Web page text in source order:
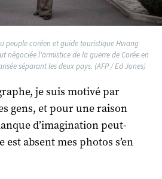
peuple coréen et guide touristique Hwang
négociée l'armistice de la guerre de Corée en
séparant les deux pays. (AFP / Ed Jones)
je suis motivé par
gens, et pour une raison
d’imagination peut-
est absent mes photos s’en